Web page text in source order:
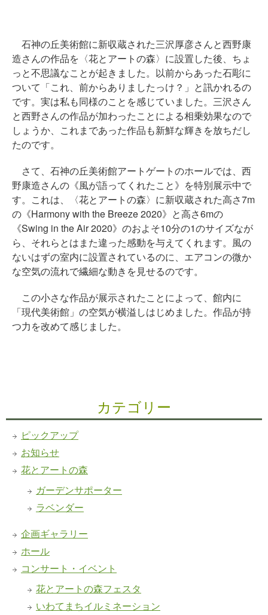
石神の丘美術館に新収蔵された三沢厚彦さんと西野康
造さんの作品を〈花とアートの森〉に設置した後、ちょ
っと不思議なことが起きました。以前からあった石彫に
ついて「これ、前からありましたっけ？」と訊かれるの
です。実は私も同様のことを感じていました。三沢さん
と西野さんの作品が加わったことによる相乗効果なので
しょうか、これまであった作品も新鮮な輝きを放ちだし
たのです。
さて、石神の丘美術館アートゲートのホールでは、西
野康造さんの《風が語ってくれたこと》を特別展示中で
す。これは、〈花とアートの森〉に新収蔵された高さ7m
の《Harmony with the Breeze 2020》と高さ6mの
《Swing in the Air 2020》のおよそ10分の1のサイズなが
ら、それらとはまた違った感動を与えてくれます。風の
ないはずの室内に設置されているのに、エアコンの微か
な空気の流れで繊細な動きを見せるのです。
この小さな作品が展示されたことによって、館内に
「現代美術館」の空気が横溢しはじめました。作品が持
つ力を改めて感じました。
カテゴリー
ピックアップ
お知らせ
花とアートの森
ガーデンサポーター
ラベンダー
企画ギャラリー
ホール
コンサート・イベント
花とアートの森フェスタ
いわてまちイルミネーション